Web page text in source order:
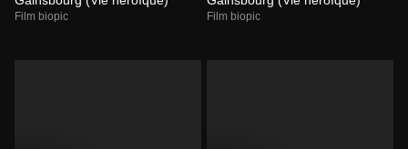
Film biopic Film biopic